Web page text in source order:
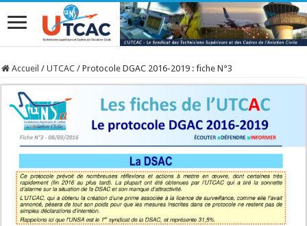
Accueil / UTCAC / Protocole DGAC 2016-2019 : fiche N°3